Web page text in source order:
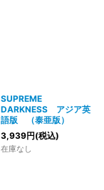
SUPREME
DARKNESS アジア英
語版 （泰亜版）
3,939円(税込)
在庫なし